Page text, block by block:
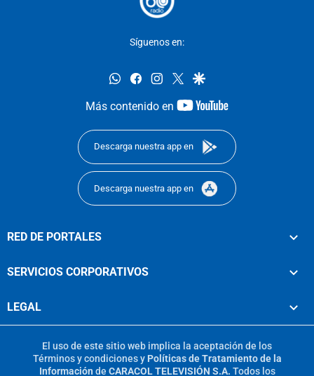
Síguenos en:
whatsappfacebookinstagram
twittergoogle
Más contenido en
youtube-
Descarga nuestra app en
Descarga nuestra app en
RED DE PORTALES
SERVICIOS CORPORATIVOS
LEGAL
El uso de este sitio web implica la aceptación de los
Términos y condicionesy Políticas de Tratamiento de la
Información de CARACOL TELEVISIÓN S.A. Todos los